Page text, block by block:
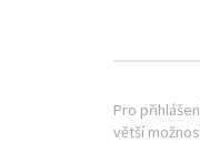
Pro
větší